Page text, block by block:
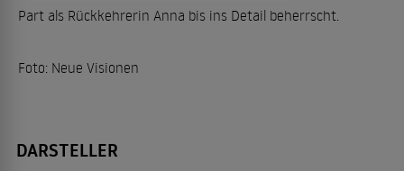
Part als Rückkehrerin Anna bis ins Detail beherrscht.
Foto: Neue Visionen
DARSTELLER